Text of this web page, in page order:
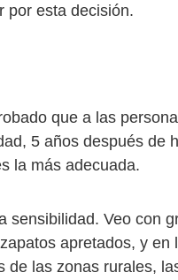
por esta decisión.
que a las
5 años después de
la más adecuada.
sensibilidad. Veo con
apretados, y en
de las zonas rurales,